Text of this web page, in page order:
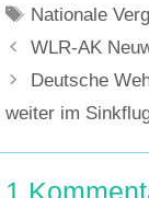
Schlagwörter
Nationale
WLR-AK
Deutsche
weiter im
1